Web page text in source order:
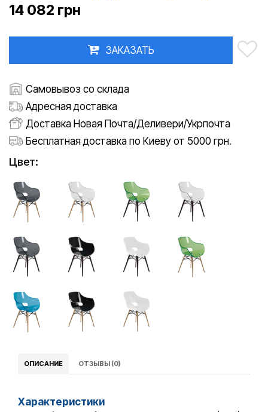
14 082 грн
ЗАКАЗАТЬ
Самовывоз со склада
Адресная доставка
Доставка Новая Почта/Деливери/Укрпочта
Бесплатная доставка по Киеву от 5000 грн.
Цвет:
ОПИСАНИЕ ОТЗЫВЫ (0)
Характеристики